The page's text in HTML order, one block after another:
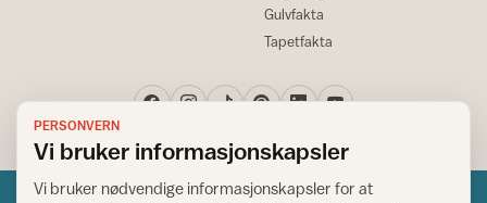
Gulvfakta
Tapetfakta
PERSONVERN
Vi bruker informasjonskapsler
Vi bruker nødvendige informasjonskapsler for at